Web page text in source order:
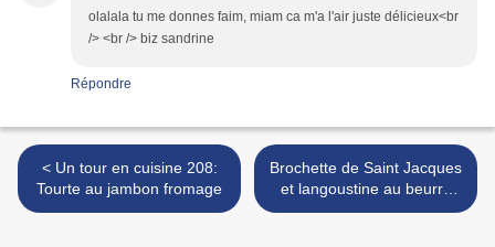
olalala tu me donnes faim, miam ca m'a l'air juste délicieux<br
/> <br /> biz sandrine
Répondre
< Un tour en cuisine 208:
Tourte au jambon fromage
Brochette de Saint Jacques
et langoustine au beurre
passion >